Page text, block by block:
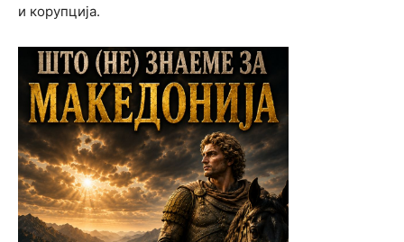
и корупција.